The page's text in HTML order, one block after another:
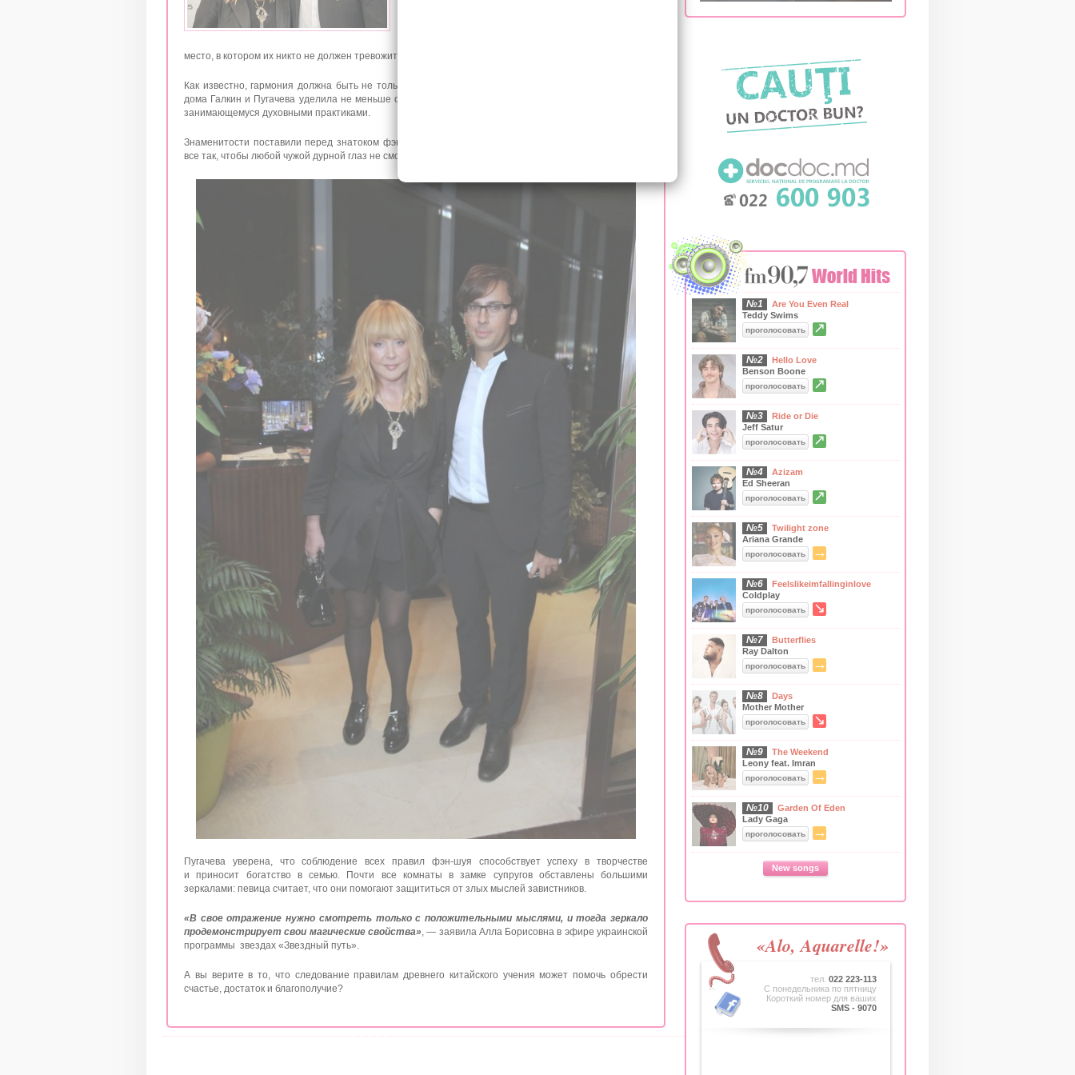
место, в котором их никто не должен тревожить — деревню Грязь.
Как известно, гармония должна быть не только снаружи, но и внутри, потому внутренней отделке
дома Галкин и Пугачева уделила не меньше сил и даже обратились за помощью к профессионалу,
занимающемуся духовными практиками.
Знаменитости поставили перед знатоком фэн-шуй одну единственную задачу – обставить в доме
все так, чтобы любой чужой дурной глаз не смог помешать их семейному счастью.
Пугачева уверена, что соблюдение всех правил фэн-шуя способствует успеху в творчестве
и приносит богатство в семью. Почти все комнаты в замке супругов обставлены большими
зеркалами: певица считает, что они помогают защититься от злых мыслей завистников.
«В свое отражение нужно смотреть только с положительными мыслями, и тогда зеркало
продемонстрирует свои магические свойства», — заявила Алла Борисовна в эфире украинской
программы звездах «Звездный путь».
А вы верите в то, что следование правилам древнего китайского учения может помочь обрести
счастье, достаток и благополучие?
№1
Are You Even Real
Teddy Swims
проголосовать ↗
№2
Hello Love
Benson Boone
проголосовать ↗
№3
Ride or Die
Jeff Satur
проголосовать ↗
№4
Azizam
Ed Sheeran
проголосовать ↗
№5
Twilight zone
Ariana Grande
проголосовать →
№6
Feelslikeimfallinginlove
Coldplay
проголосовать ↘
№7
Butterflies
Ray Dalton
проголосовать →
№8
Days
Mother Mother
проголосовать ↘
№9
The Weekend
Leony feat. Imran
проголосовать →
№10
Garden Of Eden
Lady Gaga
проголосовать →
New songs
«Alo, Aquarelle!»
тел. 022 223-113
C понедельника по пятницу
Короткий номер для ваших
SMS - 9070